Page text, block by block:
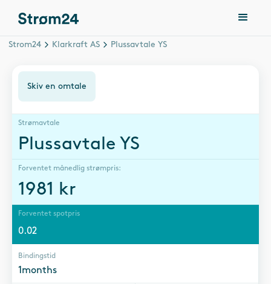
Strom24 Klarkraft AS Plussavtale YS
Skiv en omtale
Strømavtale
Plussavtale YS
Forventet månedlig strømpris:
1981 kr
Forventet spotpris
0.02
Bindingstid
1months